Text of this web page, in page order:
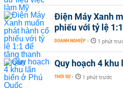
Điện Máy Xanh
phiếu với tỷ lệ
DOANH NGHIỆP - 1 phút
Quy hoạch 4 khu
THỜI SỰ - 1 phút trước